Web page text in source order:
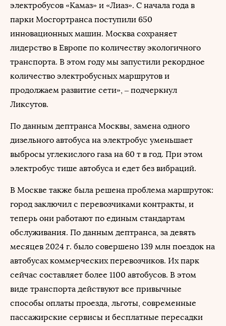
электробусов «Камаз» и «Лиаз». С начала года в
парки Мосгортранса поступили 650
инновационных машин. Москва сохраняет
лидерство в Европе по количеству экологичного
транспорта. В этом году мы запустили рекордное
количество электробусных маршрутов и
продолжаем развитие сети», – подчеркнул
Ликсутов.
По данным дептранса Москвы, замена одного
дизельного автобуса на электробус уменьшает
выбросы углекислого газа на 60 т в год. При этом
электробус тише автобуса и едет без вибраций.
В Москве также была решена проблема маршруток:
город заключил с перевозчиками контракты, и
теперь они работают по единым стандартам
обслуживания. По данным дептранса, за девять
месяцев 2024 г. было совершено 139 млн поездок на
автобусах коммерческих перевозчиков. Их парк
сейчас составляет более 1100 автобусов. В этом
виде транспорта действуют все привычные
способы оплаты проезда, льготы, современные
пассажирские сервисы и бесплатные пересадки